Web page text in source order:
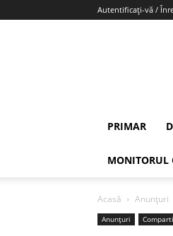
Autentificați-vă /
PRIMAR
MONITORUL
Acasă Anunțuri
Anunțuri